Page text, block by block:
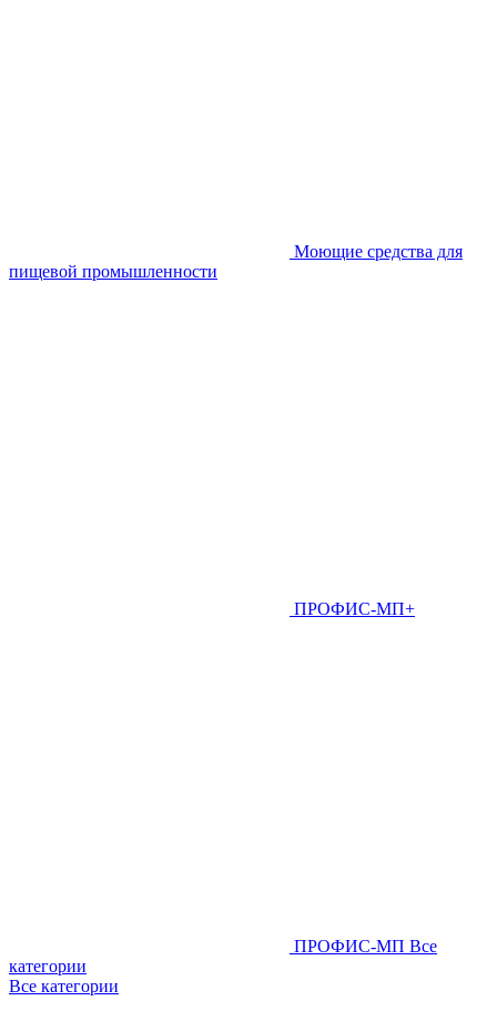
Моющие средства для
пищевой промышленности
ПРОФИС-МП+
ПРОФИС-МП Все
категории
Все категории